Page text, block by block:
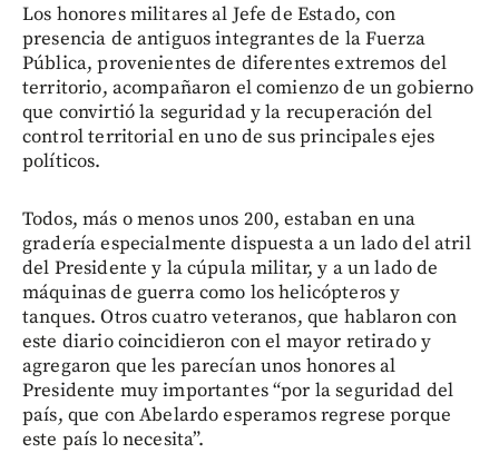
Los honores militares al Jefe de Estado, con
presencia de antiguos integrantes de la Fuerza
Pública, provenientes de diferentes extremos del
territorio, acompañaron el comienzo de un gobierno
que convirtió la seguridad y la recuperación del
control territorial en uno de sus principales ejes
políticos.
Todos, más o menos unos 200, estaban en una
gradería especialmente dispuesta a un lado del atril
del Presidente y la cúpula militar, y a un lado de
máquinas de guerra como los helicópteros y
tanques. Otros cuatro veteranos, que hablaron con
este diario coincidieron con el mayor retirado y
agregaron que les parecían unos honores al
Presidente muy importantes “por la seguridad del
país, que con Abelardo esperamos regrese porque
este país lo necesita”.